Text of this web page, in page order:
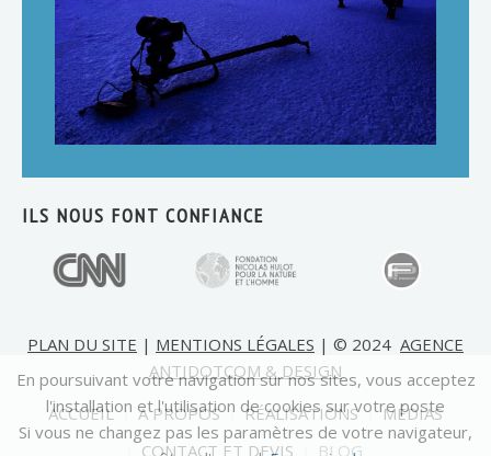
ILS NOUS FONT CONFIANCE
PLAN DU SITE | MENTIONS LÉGALES | © 2024 AGENCE
ANTIDOTCOM & DESIGN
ACCUEIL
A PROPOS RÉALISATIONS
MÉDIAS
CONTACT ET DEVIS
BLOG
En poursuivant votre navigation sur nos sites, vous acceptez
l'installation et l'utilisation de cookies sur votre poste
Si vous ne changez pas les paramètres de votre navigateur,